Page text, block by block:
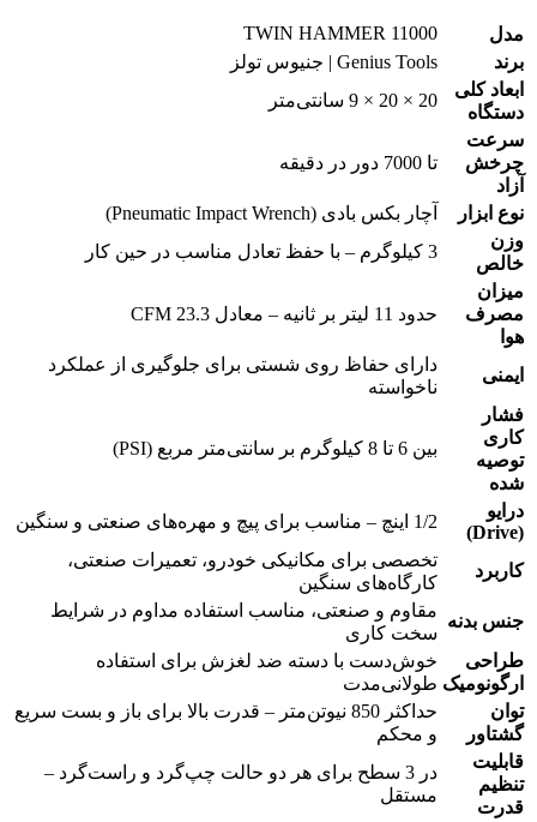
مدل
TWIN HAMMER 11000
برند
Genius Tools | جنیوس تولز
ابعاد کلی
دستگاه
20 × 20 × 9 سانتی‌متر
سرعت
چرخش
آزاد
تا 7000 دور در دقیقه
نوع ابزار
آچار بکس بادی (Pneumatic Impact Wrench)
وزن
خالص
3 کیلوگرم – با حفظ تعادل مناسب در حین کار
میزان
مصرف
هوا
حدود 11 لیتر بر ثانیه – معادل 23.3 CFM
ایمنی
دارای حفاظ روی شستی برای جلوگیری از عملکرد
ناخواسته
فشار
کاری
توصیه
شده
بین 6 تا 8 کیلوگرم بر سانتی‌متر مربع (PSI)
درایو
(Drive)
1/2 اینچ – مناسب برای پیچ و مهره‌های صنعتی و سنگین
کاربرد
تخصصی برای مکانیکی خودرو، تعمیرات صنعتی،
کارگاه‌های سنگین
جنس بدنه
مقاوم و صنعتی، مناسب استفاده مداوم در شرایط
سخت کاری
طراحی
ارگونومیک
خوش‌دست با دسته ضد لغزش برای استفاده
طولانی‌مدت
توان
گشتاور
حداکثر 850 نیوتن‌متر – قدرت بالا برای باز و بست سریع
و محکم
قابلیت
تنظیم
قدرت
در 3 سطح برای هر دو حالت چپ‌گرد و راست‌گرد –
مستقل